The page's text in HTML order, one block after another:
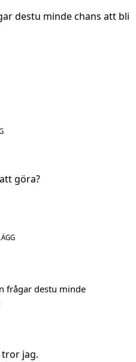
destu minde chans att bli
göra?
frågar destu minde
jag.